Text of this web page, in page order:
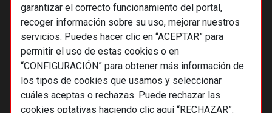
garantizar el correcto funcionamiento del portal,
recoger información sobre su uso, mejorar nuestros
servicios. Puedes hacer clic en “ACEPTAR” para
permitir el uso de estas cookies o en
“CONFIGURACIÓN” para obtener más información de
los tipos de cookies que usamos y seleccionar
cuáles aceptas o rechazas. Puede rechazar las
cookies optativas haciendo clic aquí “RECHAZAR”.